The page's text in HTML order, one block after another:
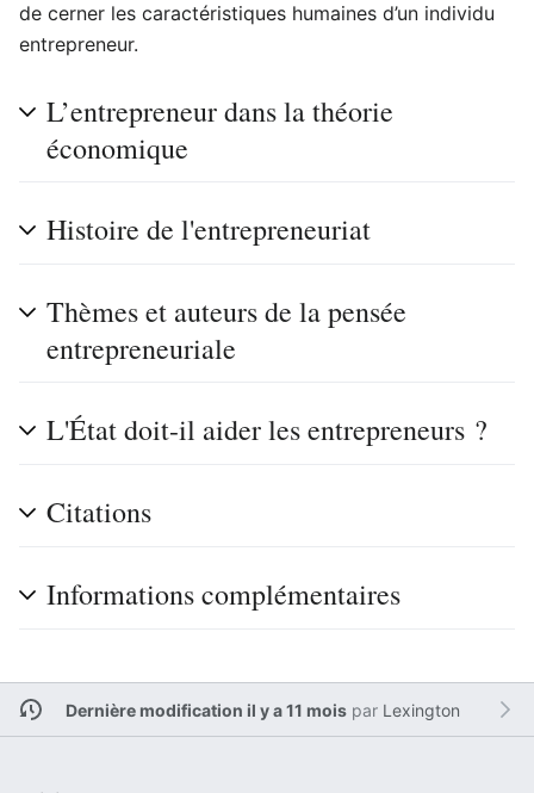
de cerner les caractéristiques humaines d’un individu
entrepreneur.
L’entrepreneur dans la théorie
économique
Histoire de l'entrepreneuriat
Thèmes et auteurs de la pensée
entrepreneuriale
L'État doit-il aider les entrepreneurs ?
Citations
Informations complémentaires
Dernière modification il y a 11 moispar Lexington